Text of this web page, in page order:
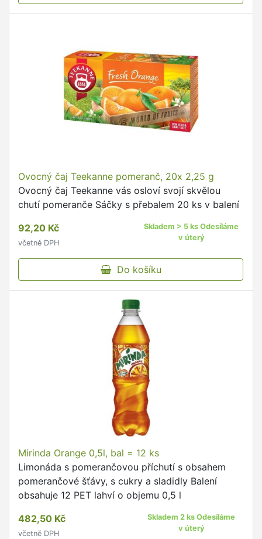
Ovocný čaj Teekanne pomeranč, 20x 2,25 g
Ovocný čaj Teekanne vás osloví svojí skvělou
chutí pomeranče Sáčky s přebalem 20 ks v balení
92,20 Kč
včetně DPH
Skladem > 5 ks Odesíláme
v úterý
Do košíku
Mirinda Orange 0,5l, bal = 12 ks
Limonáda s pomerančovou příchutí s obsahem
pomerančové šťávy, s cukry a sladidly Balení
obsahuje 12 PET lahví o objemu 0,5 l
482,50 Kč
včetně DPH
Skladem 2 ks Odesíláme
v úterý